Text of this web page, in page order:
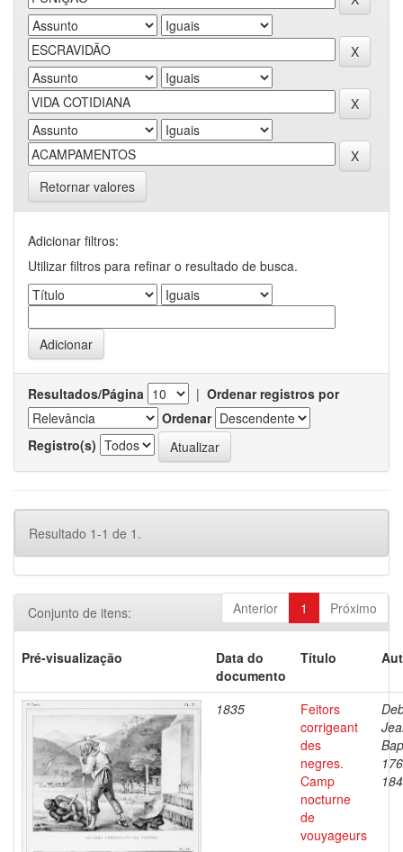
Retornar valores
Adicionar filtros:
Utilizar filtros para refinar o resultado de busca.
Resultados/Página | Ordenar registros por
Ordenar
Registro(s)
Resultado 1-1 de 1.
Anterior 1 Próximo
Conjunto de itens:
Pré-visualização
Data do
documento
Título
1835
Feitors
corrigeant
des
negres.
Camp
nocturne
de
vouyageurs